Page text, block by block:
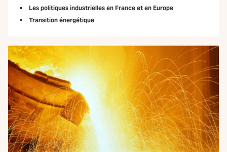
Les politiques industrielles en France et en Europe
Transition énergétique